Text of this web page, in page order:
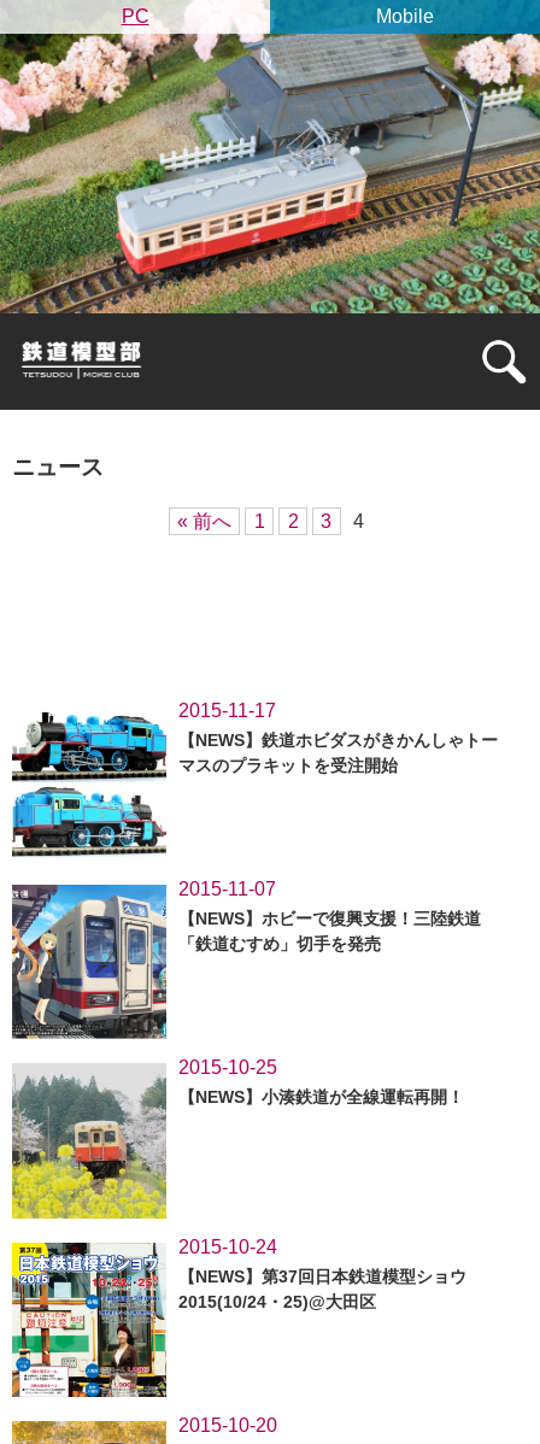
PC Mobile
ニュース
« 前へ 1 2 3 4
2015-11-17
【NEWS】鉄道ホビダスがきかんしゃトー
マスのプラキットを受注開始
2015-11-07
【NEWS】ホビーで復興支援！三陸鉄道
「鉄道むすめ」切手を発売
2015-10-25
【NEWS】小湊鉄道が全線運転再開！
2015-10-24
【NEWS】第37回日本鉄道模型ショウ
2015(10/24・25)@大田区
2015-10-20